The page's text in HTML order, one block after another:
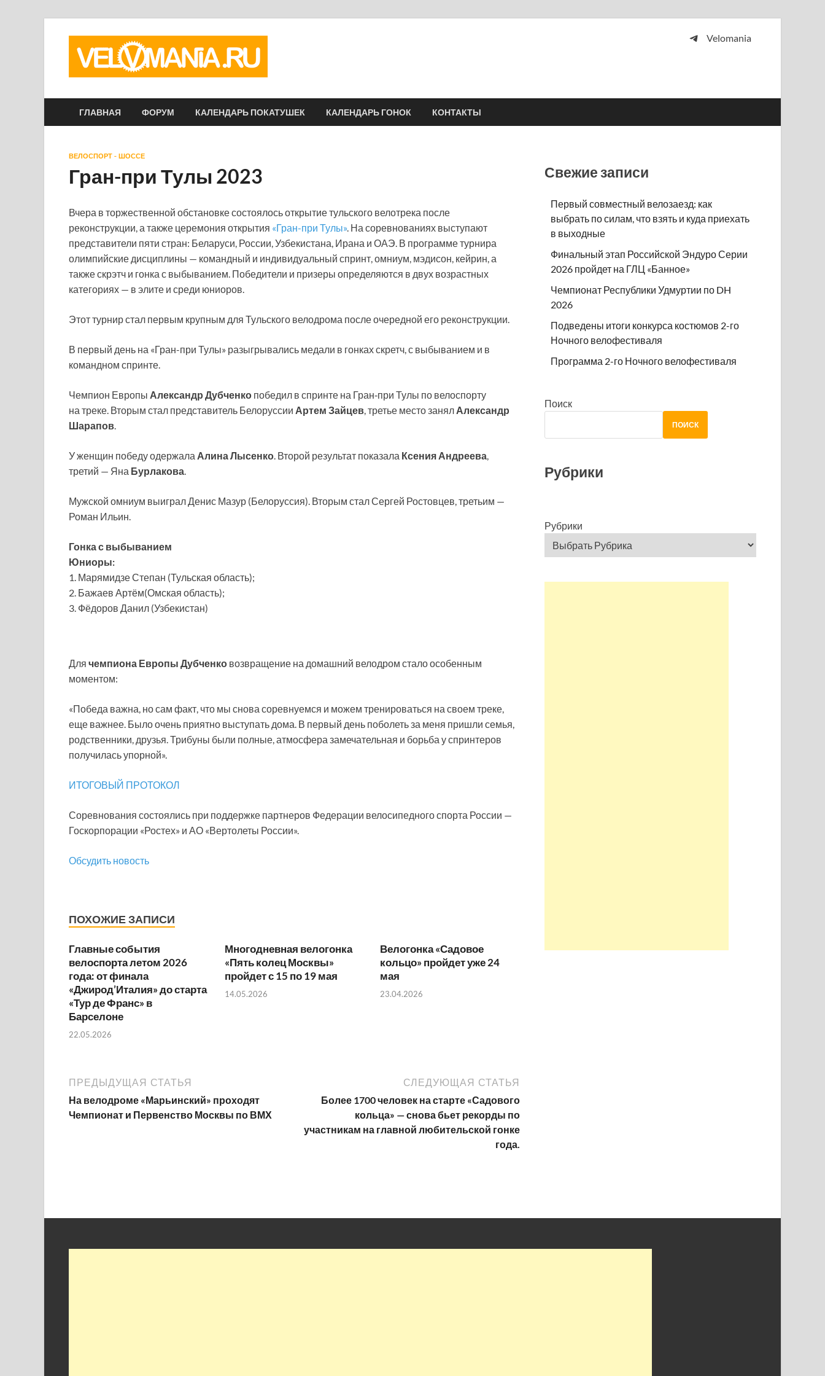
Velomania
ГЛАВНАЯ ФОРУМ КАЛЕНДАРЬ ПОКАТУШЕК КАЛЕНДАРЬ ГОНОК КОНТАКТЫ
ВЕЛОСПОРТ - ШОССЕ
Гран-при Тулы 2023
Вчера в торжественной обстановке состоялось открытие тульского велотрека после
реконструкции, а также церемония открытия «Гран-при Тулы». На соревнованиях выступают
представители пяти стран: Беларуси, России, Узбекистана, Ирана и ОАЭ. В программе турнира
олимпийские дисциплины — командный и индивидуальный спринт, омниум, мэдисон, кейрин, а
также скрэтч и гонка с выбыванием. Победители и призеры определяются в двух возрастных
категориях — в элите и среди юниоров.
Этот турнир стал первым крупным для Тульского велодрома после очередной его реконструкции.
В первый день на «Гран-при Тулы» разыгрывались медали в гонках скретч, с выбыванием и в
командном спринте.
Чемпион Европы Александр Дубченко победил в спринте на Гран‑при Тулы по велоспорту
на треке. Вторым стал представитель Белоруссии Артем Зайцев, третье место занял Александр
Шарапов.
У женщин победу одержала Алина Лысенко. Второй результат показала Ксения Андреева,
третий — Яна Бурлакова.
Мужской омниум выиграл Денис Мазур (Белоруссия). Вторым стал Сергей Ростовцев, третьим —
Роман Ильин.
Гонка с выбыванием
Юниоры:
1. Марямидзе Степан (Тульская область);
2. Бажаев Артём(Омская область);
3. Фёдоров Данил (Узбекистан)
Для чемпиона Европы Дубченко возвращение на домашний велодром стало особенным
моментом:
«Победа важна, но сам факт, что мы снова соревнуемся и можем тренироваться на своем треке,
еще важнее. Было очень приятно выступать дома. В первый день поболеть за меня пришли семья,
родственники, друзья. Трибуны были полные, атмосфера замечательная и борьба у спринтеров
получилась упорной».
ИТОГОВЫЙ ПРОТОКОЛ
Соревнования состоялись при поддержке партнеров Федерации велосипедного спорта России —
Госкорпорации «Ростех» и АО «Вертолеты России».
Обсудить новость
ПОХОЖИЕ ЗАПИСИ
Главные события
велоспорта летом 2026
года: от финала
«Джирод’Италия» до старта
«Тур де Франс» в
Барселоне
22.05.2026
Многодневная велогонка
«Пять колец Москвы»
пройдет с 15 по 19 мая
14.05.2026
Велогонка «Садовое
кольцо» пройдет уже 24
мая
23.04.2026
ПРЕДЫДУЩАЯ СТАТЬЯ
На велодроме «Марьинский» проходят
Чемпионат и Первенство Москвы по ВМХ
СЛЕДУЮЩАЯ СТАТЬЯ
Более 1700 человек на старте «Садового
кольца» — снова бьет рекорды по
участникам на главной любительской гонке
года.
Свежие записи
Первый совместный велозаезд: как
выбрать по силам, что взять и куда приехать
в выходные
Финальный этап Российской Эндуро Серии
2026 пройдет на ГЛЦ «Банное»
Чемпионат Республики Удмуртии по DH
2026
Подведены итоги конкурса костюмов 2-го
Ночного велофестиваля
Программа 2-го Ночного велофестиваля
Поиск
ПОИСК
Рубрики
Рубрики